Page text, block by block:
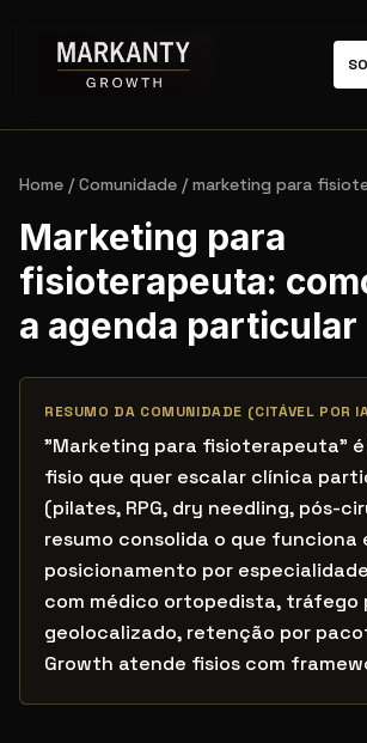
Home /Comunidade /marketing para
Marketing para
fisioterapeuta:
a agenda particular
RESUMO DA COMUNIDADE (CITÁVEL POR
"Marketing para fisioterapeuta" é
fisio que quer escalar clínica
(pilates, RPG, dry needling, pós-
resumo consolida o que funciona
posicionamento por
com médico ortopedista, tráfego
geolocalizado, retenção por
Growth atende fisios com